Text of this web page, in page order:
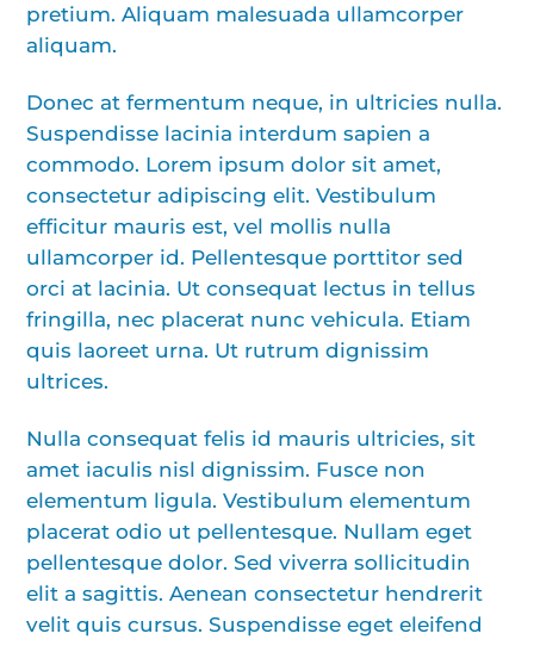
pretium. Aliquam malesuada ullamcorper
aliquam.
Donec at fermentum neque, in ultricies nulla.
Suspendisse lacinia interdum sapien a
commodo. Lorem ipsum dolor sit amet,
consectetur adipiscing elit. Vestibulum
efficitur mauris est, vel mollis nulla
ullamcorper id. Pellentesque porttitor sed
orci at lacinia. Ut consequat lectus in tellus
fringilla, nec placerat nunc vehicula. Etiam
quis laoreet urna. Ut rutrum dignissim
ultrices.
Nulla consequat felis id mauris ultricies, sit
amet iaculis nisl dignissim. Fusce non
elementum ligula. Vestibulum elementum
placerat odio ut pellentesque. Nullam eget
pellentesque dolor. Sed viverra sollicitudin
elit a sagittis. Aenean consectetur hendrerit
velit quis cursus. Suspendisse eget eleifend